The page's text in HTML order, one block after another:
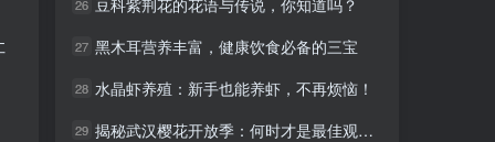
26
27 黑木耳营养丰富，健康饮食必备的三宝
28 水晶虾养殖：新手也能养虾，不再烦恼！
29 揭秘武汉樱花开放季：何时才是最佳观赏时间？
26
27 黑木耳营养丰富，健康饮食必备的三宝
28 水晶虾养殖：新手也能养虾，不再烦恼！
29 揭秘武汉樱花开放季：何时才是最佳观赏时间？